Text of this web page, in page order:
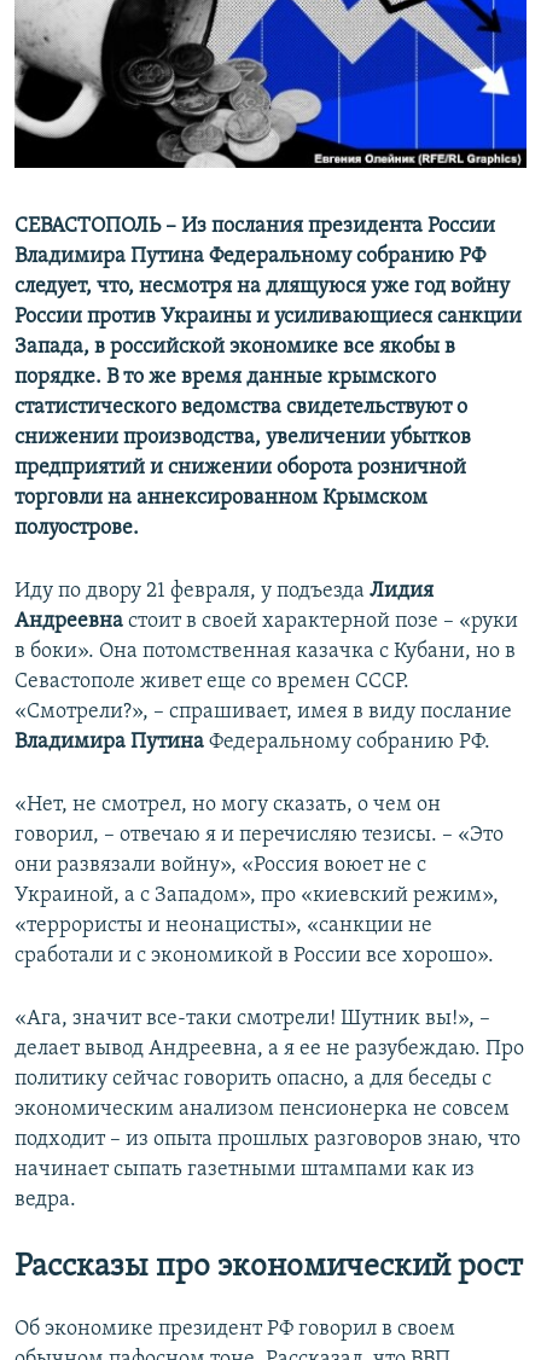
ПОБЕДИТЕЛЕЙ НЕ СУДЯТ?
КРЫМ.НЕПОКОРЕННЫЙ
ELIFBE
УКРАИНСКАЯ ПРОБЛЕМА КРЫМА
ПРИСОЕДИНЯЙТЕСЬ!
СЕВАСТОПОЛЬ – Из послания президента России
Владимира Путина Федеральному собранию РФ
следует, что, несмотря на длящуюся уже год войну
России против Украины и усиливающиеся санкции
Запада, в российской экономике все якобы в
порядке. В то же время данные крымского
статистического ведомства свидетельствуют о
снижении производства, увеличении убытков
предприятий и снижении оборота розничной
торговли на аннексированном Крымском
полуострове.
Иду по двору 21 февраля, у подъезда Лидия
Андреевна стоит в своей характерной позе – «руки
в боки». Она потомственная казачка с Кубани, но в
Севастополе живет еще со времен СССР.
«Смотрели?», – спрашивает, имея в виду послание
Владимира Путина Федеральному собранию РФ.
«Нет, не смотрел, но могу сказать, о чем он
говорил, – отвечаю я и перечисляю тезисы. – «Это
они развязали войну», «Россия воюет не с
Украиной, а с Западом», про «киевский режим»,
«террористы и неонацисты», «санкции не
сработали и с экономикой в России все хорошо».
«Ага, значит все-таки смотрели! Шутник вы!», –
делает вывод Андреевна, а я ее не разубеждаю. Про
политику сейчас говорить опасно, а для беседы с
экономическим анализом пенсионерка не совсем
подходит – из опыта прошлых разговоров знаю, что
начинает сыпать газетными штампами как из
ведра.
Рассказы про экономический рост
Об экономике президент РФ говорил в своем